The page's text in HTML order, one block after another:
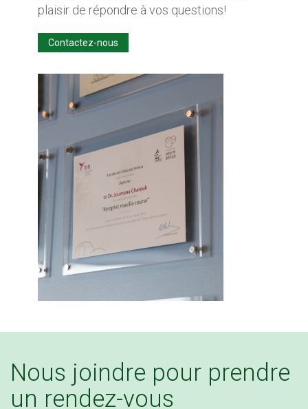
plaisir de répondre à vos questions!
Contactez-nous
Nous joindre pour prendre
un rendez-vous